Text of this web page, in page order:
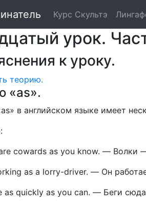
Курс Скультэ
урок.
к уроку.
теорию.
«as».
в английском языке имеет
cowards as you know. — Волки
as a lorry-driver. — Он
as quickly as you can. — Беги